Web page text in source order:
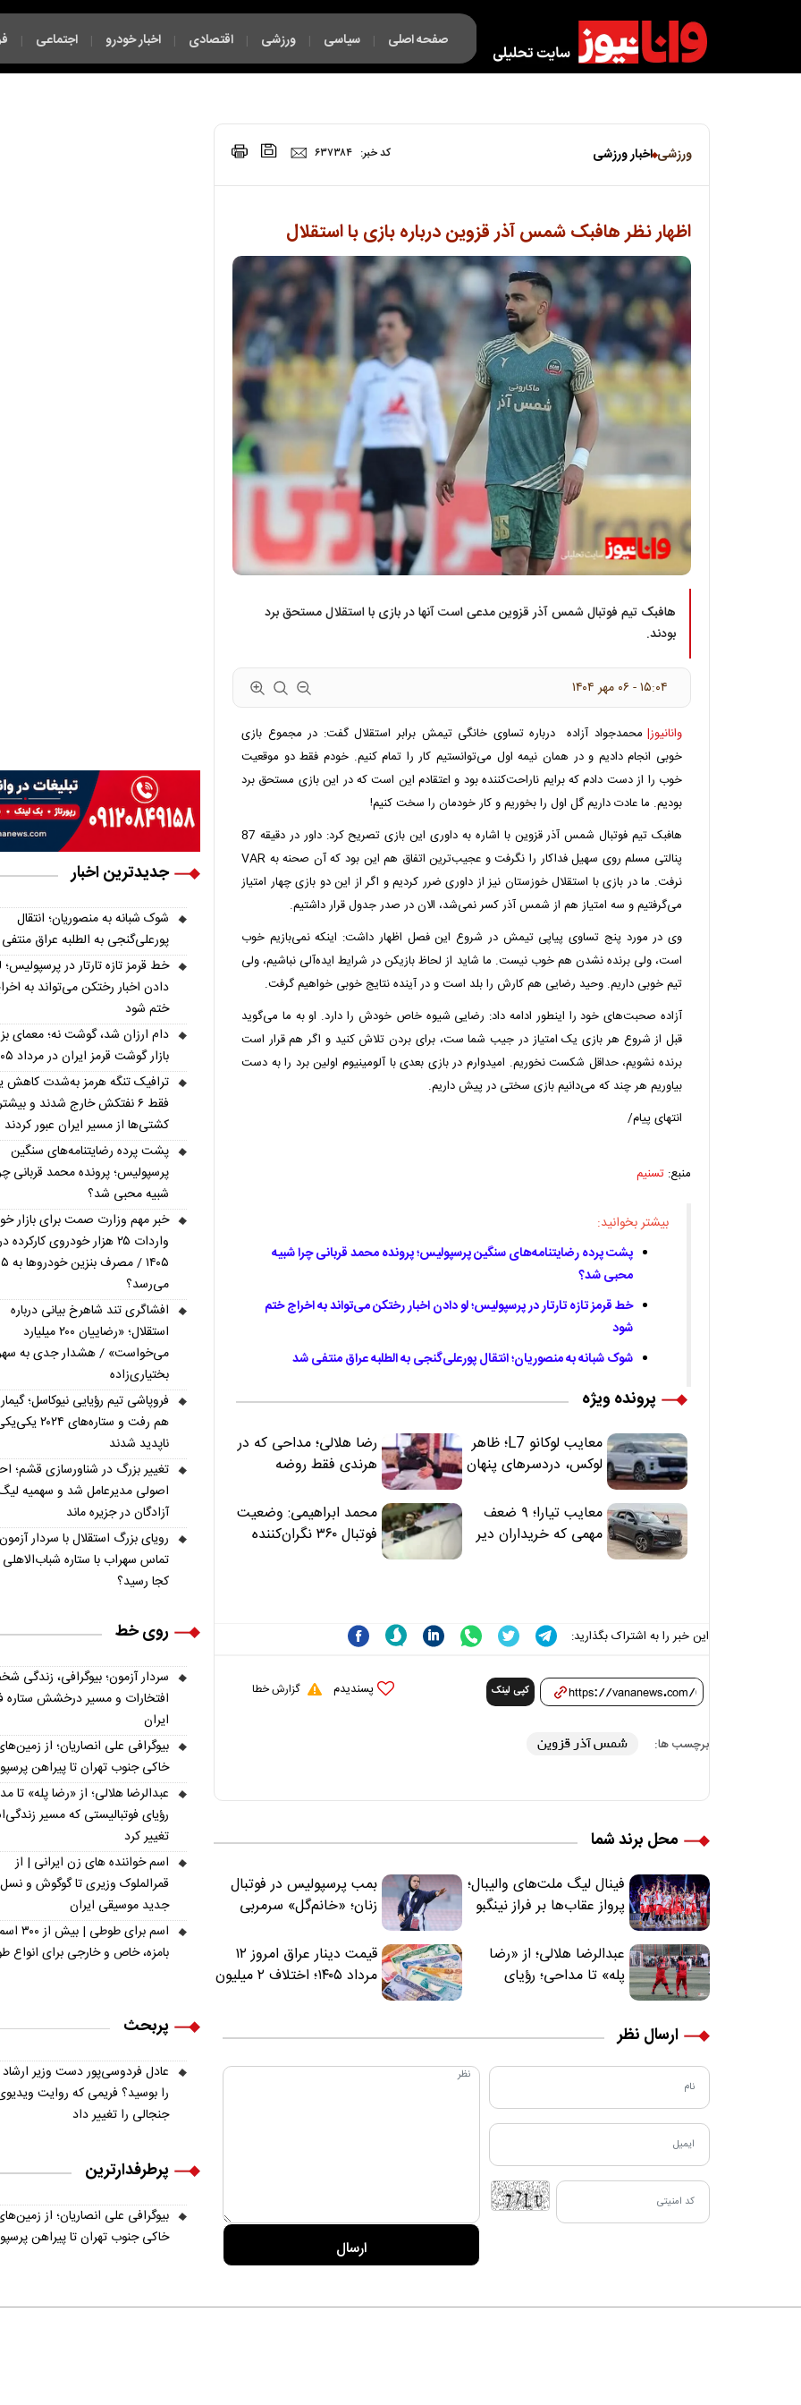
صفحه اصلی | سیاسی | ورزشی | اقتصادی | اخبار خودرو | اجتماعی |
فکت لایف |
ورزشی اخبار ورزشی کد خبر: ۶۳۷۳۸۴
اظهار نظر هافبک شمس آذر قزوین درباره بازی با استقلال
هافبک تیم فوتبال شمس آذر قزوین مدعی است آنها در بازی با استقلال مستحق برد
بودند.
۱۵:۰۴ - ۰۶ مهر ۱۴۰۴
وانانیوز| محمدجواد آزاده درباره تساوی خانگی تیمش برابر استقلال گفت: در مجموع بازی
خوبی انجام دادیم و در همان نیمه اول می‌توانستیم کار را تمام کنیم. خودم فقط دو موقعیت
خوب را از دست دادم که برایم ناراحت‌کننده بود و اعتقادم این است که در این بازی مستحق برد
بودیم. ما عادت داریم گل اول را بخوریم و کار خودمان را سخت کنیم!
هافبک تیم فوتبال شمس آذر قزوین با اشاره به داوری این بازی تصریح کرد: داور در دقیقه 87
پنالتی مسلم روی سهیل فداکار را نگرفت و عجیب‌ترین اتفاق هم این بود که آن صحنه به VAR
نرفت. ما در بازی با استقلال خوزستان نیز از داوری ضرر کردیم و اگر از این دو بازی چهار امتیاز
می‌گرفتیم و سه امتیاز هم از شمس آذر کسر نمی‌شد، الان در صدر جدول قرار داشتیم.
وی در مورد پنج تساوی پیاپی تیمش در شروع این فصل اظهار داشت: اینکه نمی‌بازیم خوب
است، ولی برنده نشدن هم خوب نیست. ما شاید از لحاظ بازیکن در شرایط ایده‌آلی نباشیم، ولی
تیم خوبی داریم. وحید رضایی هم کارش را بلد است و در آینده نتایج خوبی خواهیم گرفت.
آزاده صحبت‌های خود را اینطور ادامه داد: رضایی شیوه خاص خودش را دارد. او به ما می‌گوید
قبل از شروع هر بازی یک امتیاز در جیب شما ست، برای بردن تلاش کنید و اگر هم قرار است
برنده نشویم، حداقل شکست نخوریم. امیدوارم در بازی بعدی با آلومینیوم اولین برد را به دست
بیاوریم هر چند که می‌دانیم بازی سختی در پیش داریم.
انتهای پیام/
منبع: تسنیم
بیشتر بخوانید:
پشت پرده رضایتنامه‌های سنگین پرسپولیس؛ پرونده محمد قربانی چرا شبیه
محبی شد؟
خط قرمز تازه تارتار در پرسپولیس؛ لو دادن اخبار رختکن می‌تواند به اخراج ختم
شود
شوک شبانه به منصوریان؛ انتقال پورعلی‌گنجی به الطلبه عراق منتفی شد
پرونده ویژه
معایب لوکانو L7؛ ظاهر
لوکس، دردسرهای پنهان
رضا هلالی؛ مداحی که در
هرندی فقط روضه
«تکیه‌گاه آقا مرتضی
علی(ع)» را جدی‌تر
معایب تیارا؛ ۹ ضعف
مهمی که خریداران دیر
محمد ابراهیمی: وضعیت
فوتبال ۳۶۰ نگران‌کننده
این خبر را به اشتراک بگذارید:
کپی لینک پسندیدم گزارش خطا
برچسب ها: شمس آذر قزوین
محل برند شما
فینال لیگ ملت‌های والیبال؛
پرواز عقاب‌ها بر فراز نینگبو
بمب پرسپولیس در فوتبال
زنان؛ «خانم‌گل» سرمربی
عبدالرضا هلالی؛ از «رضا
پله» تا مداحی؛ رؤیای
قیمت دینار عراق امروز ۱۲
مرداد ۱۴۰۵؛ اختلاف ۲ میلیون
ارسال نظر
جدیدترین اخبار
شوک شبانه به منصوریان؛ انتقال
پورعلی‌گنجی به الطلبه عراق
خط قرمز تازه تارتار در پرسپولیس؛
دادن اخبار رختکن می‌تواند به
ختم شود
دام ارزان شد، گوشت نه؛ معمای
بازار گوشت قرمز ایران در مرداد ۱۴۰۵
ترافیک تنگه هرمز به‌شدت کاهش
فقط ۶ نفتکش خارج شدند و
کشتی‌ها از مسیر ایران عبور کردند
پشت پرده رضایتنامه‌های سنگین
پرسپولیس؛ پرونده محمد قربانی
شبیه محبی شد؟
خبر مهم وزارت صمت برای بازار
واردات ۲۵ هزار خودروی کارکرده
می‌رسد؟
افشاگری تند شاهرخ بیانی درباره
استقلال؛ «رضاییان ۲۰۰ میلیارد
می‌خواست» / هشدار جدی به
بختیاری‌زاده
فروپاشی تیم رؤیایی نیوکاسل؛
هم رفت و ستاره‌های ۲۰۲۴
ناپدید شدند
تغییر بزرگ در شناورسازی قشم؛
اصولی مدیرعامل شد و سهمیه
آزادگان در جزیره ماند
رویای بزرگ استقلال با سردار
تماس سهراب با ستاره شباب‌الاهلی
کجا رسید؟
روی خط
سردار آزمون؛ بیوگرافی، زندگی
افتخارات و مسیر درخشش ستاره
ایران
بیوگرافی علی انصاریان؛ از
خاکی جنوب تهران تا پیراهن
عبدالرضا هلالی؛ از «رضا پله» تا
رؤیای فوتبالیستی که مسیر
تغییر کرد
اسم خواننده های زن ایرانی | از
قمرالملوک وزیری تا گوگوش و نسل
جدید موسیقی ایران
اسم برای
بامزه، خاص و خارجی برای انواع
پربحث
عادل فردوسی‌پور دست وزیر ارشاد
را بوسید؟ فریمی که روایت
جنجالی را تغییر داد
پرطرفدارترین
بیوگرافی علی انصاریان؛ از
خاکی جنوب تهران تا پیراهن